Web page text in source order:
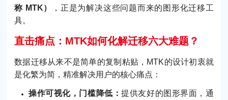
称 MTK）
，正是为解决这些问题而来的图形化迁移工
具。
直击痛点：MTK如何化解迁移六大难题？
数据迁移从来不是简单的复制粘贴，MTK的设计初衷就
是化繁为简，精准解决用户的核心痛点：
操作可视化，门槛降低：提供友好的图形界面，通